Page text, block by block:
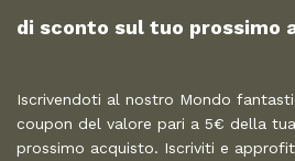
di sconto sul tuo prossimo
Iscrivendoti al nostro Mondo
coupon del valore pari a 5€ della
prossimo acquisto. Iscriviti e